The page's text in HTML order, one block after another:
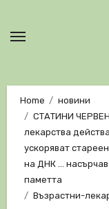
Home
новини
СТАТИНИ
лекарства
ускоряват
на ДНК …
паметта
Възрастни-